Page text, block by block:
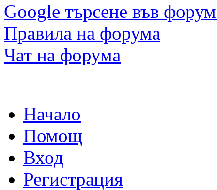
Google търсене във
Правила на форума
Чат на форума
Начало
Помощ
Вход
Регистрация